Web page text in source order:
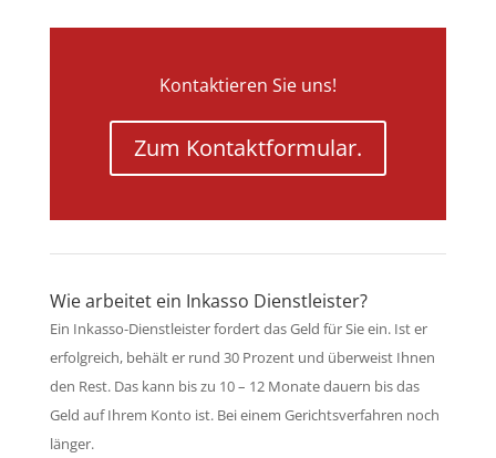
Kontaktieren Sie uns!
Zum Kontaktformular.
Wie arbeitet ein Inkasso Dienstleister?
Ein Inkasso-Dienstleister fordert das Geld für Sie ein. Ist er
erfolgreich, behält er rund 30 Prozent und überweist Ihnen
den Rest. Das kann bis zu 10 – 12 Monate dauern bis das
Geld auf Ihrem Konto ist. Bei einem Gerichtsverfahren noch
länger.